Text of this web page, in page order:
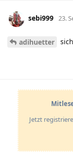
sebi999 23.
adihuetter
Jetzt